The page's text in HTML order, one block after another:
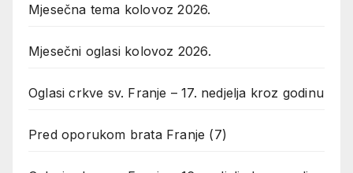
Mjesečna tema kolovoz 2026.
Mjesečni oglasi kolovoz 2026.
Oglasi crkve sv. Franje – 17. nedjelja kroz godinu
Pred oporukom brata Franje (7)